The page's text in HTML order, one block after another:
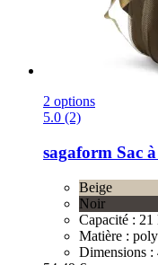
2 options
5.0 (2)
sagaform Sac
Beige
Noir
Capacité : 21
Matière :
Dimensions